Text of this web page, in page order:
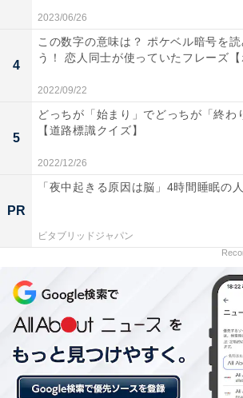
2023/06/26
4
この数字の意味は？ ポケベル暗号を読
う！ 恋人同士が使っていたフレーズ【
2022/09/22
5
どっちが「始まり」でどっちが「終わ
【道路標識クイズ】
2022/12/26
PR
「夜中起きる原因は脳」4時間睡眠の
ビタブリッドジャパン